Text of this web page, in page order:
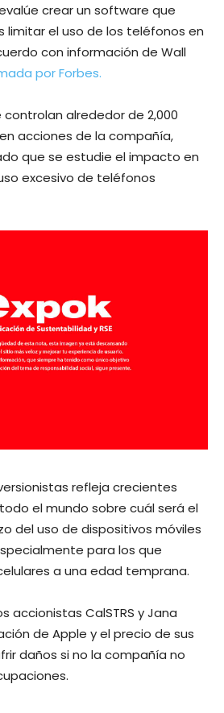
crear un software que
limitar el uso de los teléfonos en
con información de Wall
por Forbes.
alrededor de 2,000
acciones de la compañía,
que se estudie el impacto en
excesivo de teléfonos
refleja crecientes
el mundo sobre cuál será el
del uso de dispositivos móviles
para los que
a una edad temprana.
accionistas CalSTRS y Jana
de Apple y el precio de sus
daños si no la compañía no